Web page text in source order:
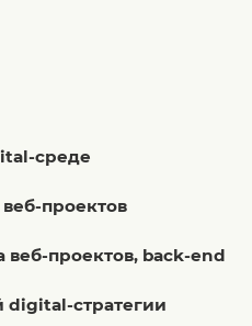
среде
проектов
веб-проектов, back-end
digital-стратегии